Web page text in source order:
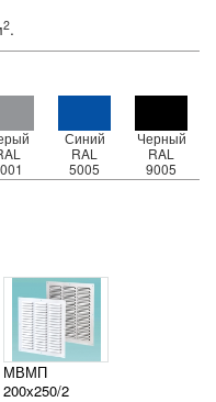
2.
Синий
RAL
5005
Черный
RAL
9005
МВМП
200х250/2